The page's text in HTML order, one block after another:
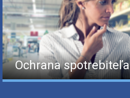
Ochrana spotrebiteľa